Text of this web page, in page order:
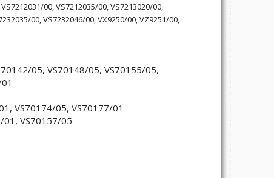
00, VS7212035/00, VS7213020/00,
00, VS7232046/00, VX9250/00, VZ9251/00,
05, VS70148/05, VS70155/05,
VS70174/05, VS70177/01
01, VS70157/05